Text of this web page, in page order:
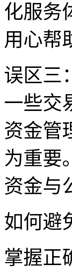
化服务
用心帮
误区三
一些交
资金管
为重要
资金与
如何避
掌握正